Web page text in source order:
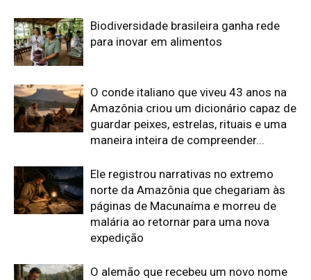
Biodiversidade brasileira ganha rede
para inovar em alimentos
O conde italiano que viveu 43 anos na
Amazônia criou um dicionário capaz de
guardar peixes, estrelas, rituais e uma
maneira inteira de compreender...
Ele registrou narrativas no extremo
norte da Amazônia que chegariam às
páginas de Macunaíma e morreu de
malária ao retornar para uma nova
expedição
O alemão que recebeu um novo nome